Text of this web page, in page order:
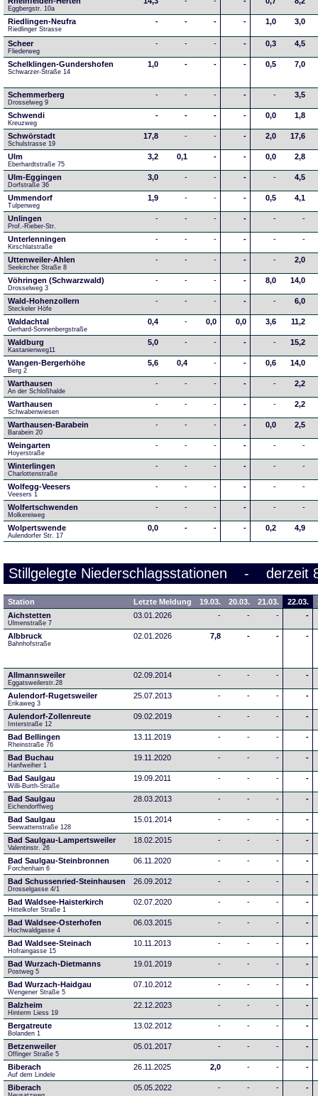
Eggbergstr. 10a
Riedlingen-Neufra
Riedlinger Strasse
- - - - 1,0 3,0
Scheer
Fliederweg
- - - - 0,3 4,5
Schelklingen-Gundershofen
Schwarzer-Straße 14
1,0 - - - 0,5 7,0
Schemmerberg
Drosselweg 9
- - - - - 3,5
Schwendi
Kreuzweg
- - - - 0,0 1,8
Schwörstadt
Schulstrasse 19
17,8 - - - 2,0 17,6
Ulm
Eberhardtstraße 75
3,2 0,1 - - 0,0 2,8
Ulm-Eggingen
Dorfstraße 36
3,0 - - - - 4,5
Ummendorf
Tulpenweg
1,9 - - - 0,5 4,1
Unlingen
Prof.-Rieber-Str.
- - - - - -
Unterlenningen
Kirschlatstraße
- - - - - -
Uttenweiler-Ahlen
Seekircher Straße 8
- - - - - 2,0
Vöhringen (Schwarzwald)
Drosselweg 3
- - - - 8,0 14,0
Wald-Hohenzollern
Steckeler Höfe
- - - - - 6,0
Waldachtal
Gerhard-Sonnenbergstraße
0,4 - 0,0 0,0 3,6 11,2
Waldburg
Kastanienweg11
5,0 - - - - 15,2
Wangen-Bergerhöhe
Berg 2
5,6 0,4 - - 0,6 14,0
Warthausen
An der Schloßhalde
- - - - - 2,2
Warthausen
Schwabenwiesen
- - - - - 2,2
Warthausen-Barabein
Barabein 20
- - - - 0,0 2,5
Weingarten
Hoyerstraße
- - - - - -
Winterlingen
Charlottenstraße
- - - - - -
Wolfegg-Veesers
Veesers 1
- - - - - -
Wolfertschwenden
Molkereiweg
- - - - - -
Wolpertswende
Aulendorfer Str. 17
0,0 - - - 0,2 4,9
Stillgelegte Niederschlagsstationen - derzeit
Station Letzte Meldung 19.03. 20.03. 21.03. 22.03.
Aichstetten
Ulmenstraße 7
03.01.2026 - - - -
Albbruck
Bahnhofstraße
02.01.2026 7,8 - - -
Allmannsweiler
Eggatsweilerstr.28
02.09.2014 - - - -
Aulendorf-Rugetsweiler
Erikaweg 3
25.07.2013 - - - -
Aulendorf-Zollenreute
Imterstraße 12
09.02.2019 - - - -
Bad Bellingen
Rheinstraße 76
13.11.2019 - - - -
Bad Buchau
Hanfweiher 1
19.11.2020 - - - -
Bad Saulgau
Willi-Burth-Straße
19.09.2011 - - - -
Bad Saulgau
Eichendorffweg
28.03.2013 - - - -
Bad Saulgau
Seewattenstraße 128
15.01.2014 - - - -
Bad Saulgau-Lampertsweiler
Valentinstr. 26
18.02.2015 - - - -
Bad Saulgau-Steinbronnen
Forchenhain 6
06.11.2020 - - - -
Bad Schussenried-Steinhausen
Drosselgasse 4/1
26.09.2012 - - - -
Bad Waldsee-Haisterkirch
Hittelkofer Straße 1
02.07.2020 - - - -
Bad Waldsee-Osterhofen
Hochwaldgasse 4
06.03.2015 - - - -
Bad Waldsee-Steinach
Hofraingasse 15
10.11.2013 - - - -
Bad Wurzach-Dietmanns
Postweg 5
19.01.2019 - - - -
Bad Wurzach-Haidgau
Wengener Straße 5
07.10.2012 - - - -
Balzheim
Hinterm Liess 19
22.12.2023 - - - -
Bergatreute
Bolanden 1
13.02.2012 - - - -
Betzenweiler
Offinger Straße 5
05.01.2017 - - - -
Biberach
Auf dem Lindele
26.11.2025 2,0 - - -
Biberach 05.05.2022 - - - -